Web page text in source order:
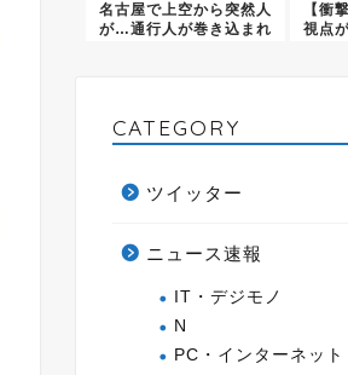
名古屋で上空から突然人
が…通行人が巻き込まれ
【衝
視点
CATEGORY
ツイッター
ニュース速報
IT・デジモノ
N
PC・インターネット